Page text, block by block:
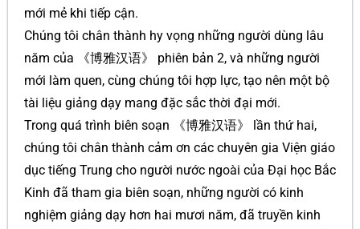
mới mẻ khi tiếp cận.
Chúng tôi chân thành hy vọng những người dùng lâu
năm của 《博雅汉语》 phiên bản 2, và những người
mới làm quen, cùng chúng tôi hợp lực, tạo nên một bộ
tài liệu giảng dạy mang đặc sắc thời đại mới.
Trong quá trình biên soạn 《博雅汉语》 lần thứ hai,
chúng tôi chân thành cảm ơn các chuyên gia Viện giáo
dục tiếng Trung cho người nước ngoài của Đại học Bắc
Kinh đã tham gia biên soạn, những người có kinh
nghiệm giảng dạy hơn hai mươi năm, đã truyền kinh